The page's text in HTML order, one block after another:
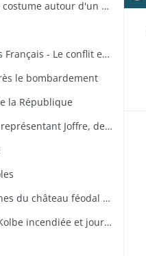
En Alsace : Le But. Personnages en costume autour d'un drapeau français. Dessin par Delalain
Altkirch : ville d'Alsace prise par les Français - Le conflit européen en 1914
le bombardement
la République
Alsacienne accrochant une affiche représentant Joffre, dessin de Th. CROY
Kruth : rue du village, au fond, ruines du château féodal de Wildenstein
Leimbach, près de Thann : Ferme Kolbe incendiée et journellement bombardée avec les dépendances en ruines